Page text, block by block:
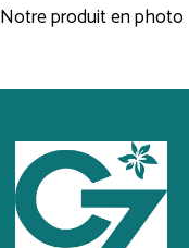
Notre produit en photo